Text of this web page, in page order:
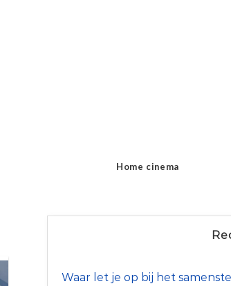
Home cinema
Waar let je op bij het